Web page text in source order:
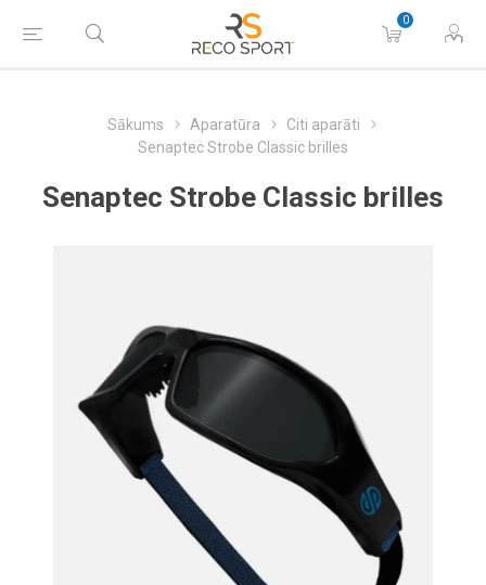
0
Sākums Aparatūra
Citi aparāti
Senaptec Strobe Classic brilles
Senaptec Strobe Classic brilles